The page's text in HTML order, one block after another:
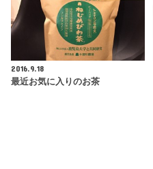
2016.9.18
最近お気に入りのお茶